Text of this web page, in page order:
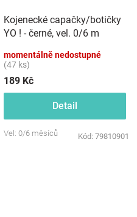
Kojenecké capačky/botičky
YO ! - černé, vel. 0/6 m
momentálně nedostupné
(47 ks)
189 Kč
Detail
Vel: 0/6 měsíců Kód: 79810901